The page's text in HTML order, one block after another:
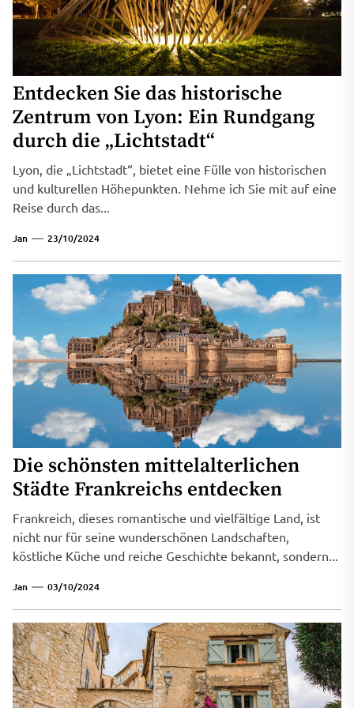
Entdecken Sie das historische
Zentrum von Lyon: Ein Rundgang
durch die „Lichtstadt“
Lyon, die „Lichtstadt“, bietet eine Fülle von historischen
und kulturellen Höhepunkten. Nehme ich Sie mit auf eine
Reise durch das...
Jan 23/10/2024
Die schönsten mittelalterlichen
Städte Frankreichs entdecken
Frankreich, dieses romantische und vielfältige Land, ist
nicht nur für seine wunderschönen Landschaften,
köstliche Küche und reiche Geschichte bekannt, sondern...
Jan 03/10/2024